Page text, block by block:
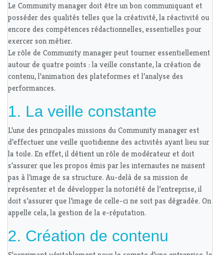
Le Community manager doit être un bon communiquant et
posséder des qualités telles que la créativité, la réactivité ou
encore des compétences rédactionnelles, essentielles pour
exercer son métier.
Le rôle de Community manager peut tourner essentiellement
autour de quatre points : la veille constante, la création de
contenu, l’animation des plateformes et l’analyse des
performances.
1. La veille constante
L’une des principales missions du Community manager est
d’effectuer une veille quotidienne des activités ayant lieu sur
la toile. En effet, il détient un rôle de modérateur et doit
s’assurer que les propos émis par les internautes ne nuisent
pas à l’image de sa structure. Au-delà de sa mission de
représenter et de développer la notoriété de l’entreprise, il
doit s’assurer que l’image de celle-ci ne soit pas dégradée. On
appelle cela, la gestion de la e-réputation.
2. Création de contenu